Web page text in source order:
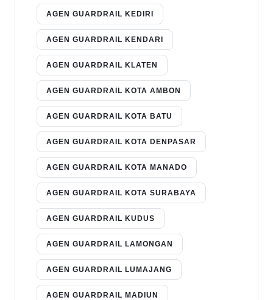
AGEN GUARDRAIL KEDIRI
AGEN GUARDRAIL KENDARI
AGEN GUARDRAIL KLATEN
AGEN GUARDRAIL KOTA AMBON
AGEN GUARDRAIL KOTA BATU
AGEN GUARDRAIL KOTA DENPASAR
AGEN GUARDRAIL KOTA MANADO
AGEN GUARDRAIL KOTA SURABAYA
AGEN GUARDRAIL KUDUS
AGEN GUARDRAIL LAMONGAN
AGEN GUARDRAIL LUMAJANG
AGEN GUARDRAIL MADIUN